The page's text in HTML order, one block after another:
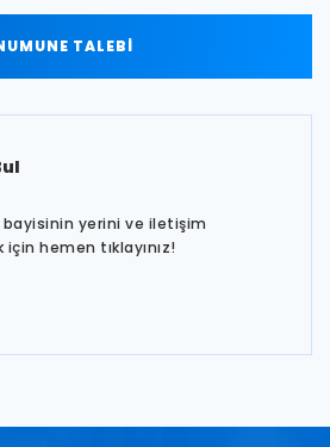
TALEBİ
bayisinin yerini ve iletişim
hemen tıklayınız!